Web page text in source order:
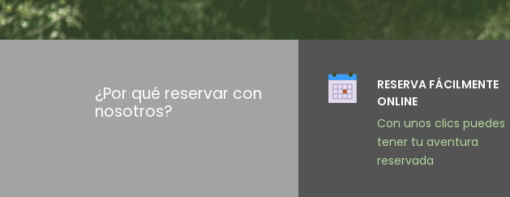
¿Por qué reservar con
nosotros?
RESERVA FÁCILMENTE
ONLINE
Con unos clics puedes
tener tu aventura
reservada